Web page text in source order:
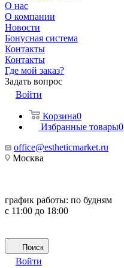
О нас
О компании
Новости
Бонусная система
Контакты
Контакты
Где мой заказ?
Задать вопрос
Войти
Корзина0
Избранные товары0
office@estheticmarket.ru
Москва
график работы: по будням
с 11:00 до 18:00
Поиск
Войти